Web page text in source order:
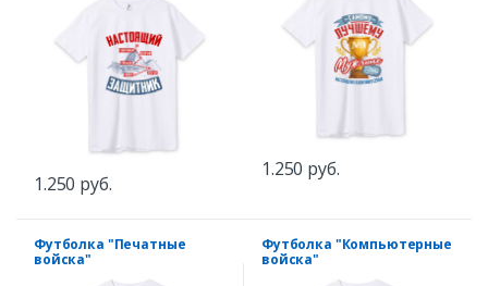
1.250 руб.
1.250 руб.
Футболка "Печатные
войска"
Футболка "Компьютерные
войска"